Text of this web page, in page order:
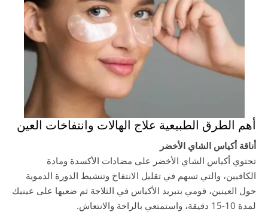
أهم الطرق الطبيعية علاج الهالات وانتفاخات العين
أناقة أكياس الشاي الأخضر
تحتوي أكياس الشاي الأخضر على مضادات الأكسدة ومادة
الكافيين، والتي تسهم في تقليل الانتفاخ وتنشيط الدورة الدموية
حول العينين، قومي بتبريد الأكياس في الثلاجة ثم ضعيها على عينيك
لمدة 10-15 دقيقة، واستمتعي بالراحة والانتعاش.